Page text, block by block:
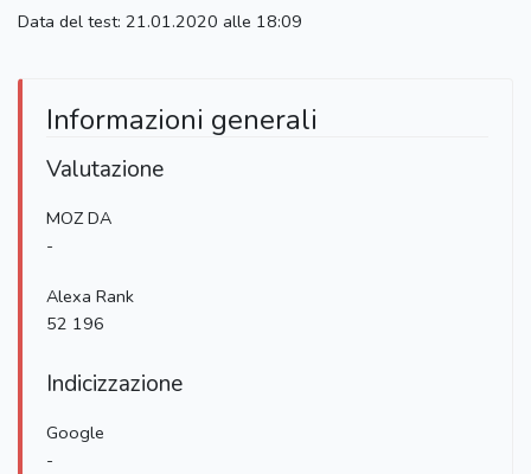
Data del test: 21.01.2020 alle 18:09
Informazioni generali
Valutazione
MOZ DA
-
Alexa Rank
52 196
Indicizzazione
Google
-